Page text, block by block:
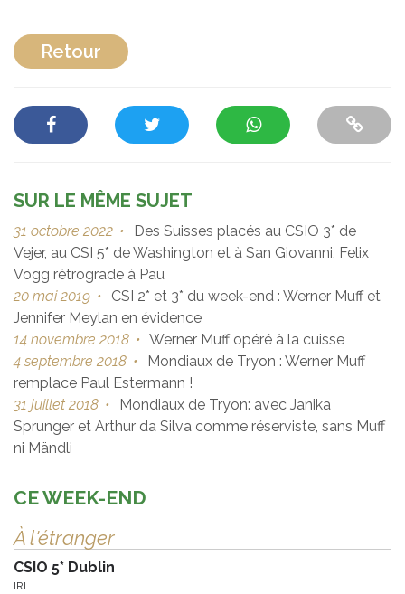
Retour
SUR LE MÊME SUJET
31 octobre 2022 •
Des Suisses placés au CSIO 3* de
Vejer, au CSI 5* de Washington et à San Giovanni, Felix
Vogg rétrograde à Pau
20 mai 2019 •
CSI 2* et 3* du week-end : Werner Muff et
Jennifer Meylan en évidence
14 novembre 2018 • Werner Muff opéré à la cuisse
4 septembre 2018 •
Mondiaux de Tryon : Werner Muff
remplace Paul Estermann !
31 juillet 2018 •
Mondiaux de Tryon: avec Janika
Sprunger et Arthur da Silva comme réserviste, sans Muff
ni Mändli
CE WEEK-END
À l'étranger
CSIO 5* Dublin
IRL